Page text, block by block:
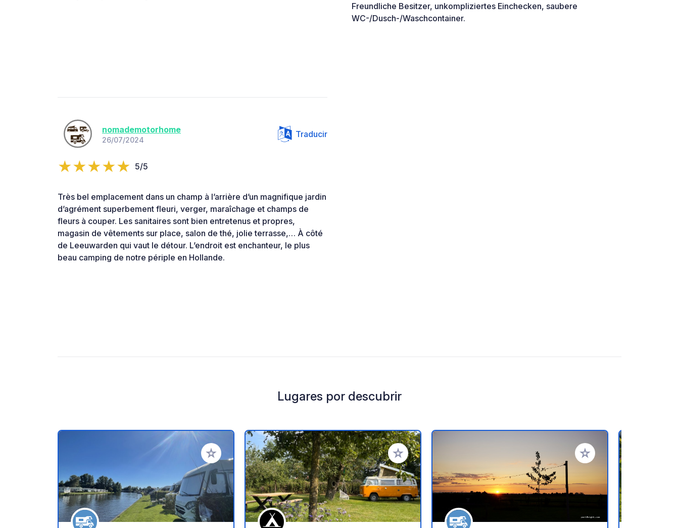
Freundliche Besitzer, unkompliziertes Einchecken, saubere
WC-/Dusch-/Waschcontainer.
nomademotorhome
26/07/2024
Traducir
5/5
Très bel emplacement dans un champ à l’arrière d’un magnifique jardin
d’agrément superbement fleuri, verger, maraîchage et champs de
fleurs à couper. Les sanitaires sont bien entretenus et propres,
magasin de vêtements sur place, salon de thé, jolie terrasse,… À côté
de Leeuwarden qui vaut le détour. L’endroit est enchanteur, le plus
beau camping de notre périple en Hollande.
Lugares por descubrir
Añadir a tus favoritos Añadir a tus favoritos Añadir a tus favoritos